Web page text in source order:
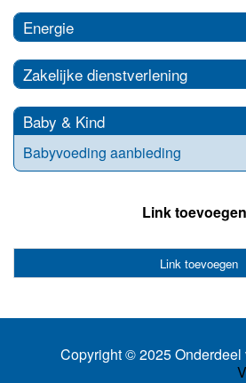
Energie
Zakelijke dienstverlening
Baby & Kind
Babyvoeding aanbieding
Link toevoegen
Link toevoegen
Copyright © 2025 Onderdeel